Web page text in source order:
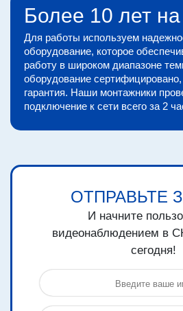
Более 10 лет
Для работы используем
оборудование, которое
работу в широком диапазоне
оборудование
гарантия. Наши монтажники
подключение к сети всего за 2
ОТПРАВЬТЕ
И начните
видеонаблюдением в
сегодня!